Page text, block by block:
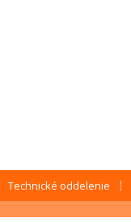
Technické oddelenie